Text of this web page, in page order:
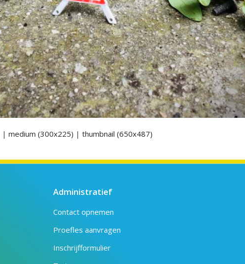
| medium (300x225) | thumbnail (650x487)
Administratief
Contact opnemen
Proefles aanvragen
Inschrijfformulier